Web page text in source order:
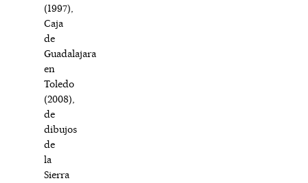
(1997),
Caja
de
Guadalajara
en
Toledo
(2008),
de
dibujos
de
la
Sierra